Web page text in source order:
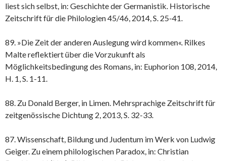
liest sich selbst, in: Geschichte der Germanistik. Historische
Zeitschrift für die Philologien 45/46, 2014, S. 25-41.
89. »Die Zeit der anderen Auslegung wird kommen«. Rilkes
Malte reflektiert über die Vorzukunft als
Möglichkeitsbedingung des Romans, in: Euphorion 108, 2014,
H. 1, S. 1-11.
88. Zu Donald Berger, in Limen. Mehrsprachige Zeitschrift für
zeitgenössische Dichtung 2, 2013, S. 32-33.
87. Wissenschaft, Bildung und Judentum im Werk von Ludwig
Geiger. Zu einem philologischen Paradox, in: Christian